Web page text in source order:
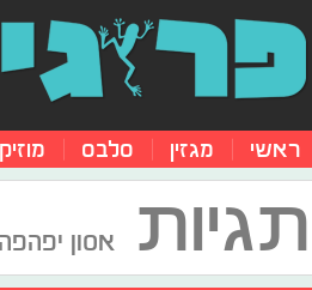
ראשי מגזין סלבס
תגיות אסון יפהפה